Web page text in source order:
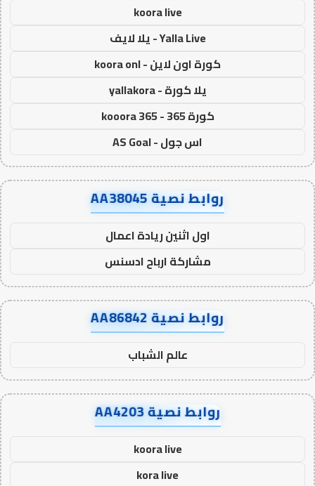
koora live
Yalla Live - يلا لايف
كورة اون لاين - koora onl
يلا كورة - yallakora
كورة 365 - kooora 365
اس جول - AS Goal
روابط نصية AA38045
اول اثنين ريادة اعمال
مشاركة ارباح ادسنس
روابط نصية AA86842
عالم الشباب
روابط نصية AA4203
koora live
kora live